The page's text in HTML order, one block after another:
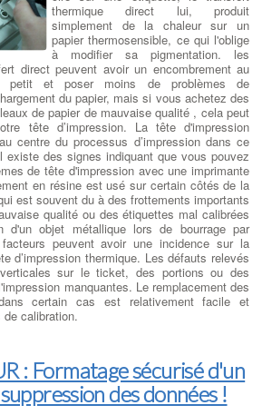
thermique direct lui, produit
simplement de la chaleur sur un
papier thermosensible, ce qui l'oblige
à modifier sa pigmentation. les
direct peuvent avoir un encombrement au
petit et poser moins de problèmes de
du papier, mais si vous achetez des
de papier de mauvaise qualité , cela peut
tête d’impression. La tête d'impression
centre du processus d’impression dans ce
existe des signes indiquant que vous pouvez
de tête d'impression avec une imprimante
en résine est usé sur certain côtés de la
est souvent du à des frottements importants
qualité ou des étiquettes mal calibrées
d'un objet métallique lors de bourrage par
peuvent avoir une incidence sur la
d’impression thermique. Les défauts relevés
sur le ticket, des portions ou des
manquantes. Le remplacement des
certain cas est relativement facile et
calibration.
: Formatage sécurisé d'un
des données !